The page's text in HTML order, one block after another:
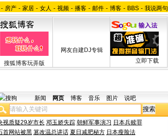
- 房产 - 家居 - 女人 - 视频 - 播客 - 邮件 - 博客 - BBS - 我说两句
搜狐博客玩弄版
网友自建DJ专辑
立即下载
新闻 网页 博客 音乐 图片 说吧
视质疑29岁市长 邓玉娇失踪 朝鲜军事演习 日本兵赎罪
首网站被黑 篡改温总讲话 夏日减肥秘方 日本瘦脸法